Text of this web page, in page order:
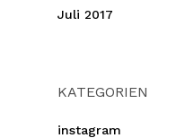
Juli 2017
KATEGORIEN
instagram